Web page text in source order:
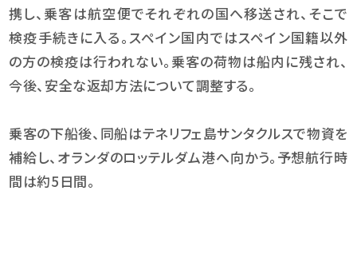
携し、乗客は航空便でそれぞれの国へ移送され、そこで
検疫手続きに入る。スペイン国内ではスペイン国籍以外
の方の検疫は行われない。乗客の荷物は船内に残され、
今後、安全な返却方法について調整する。
乗客の下船後、同船はテネリフェ島サンタクルスで物資を
補給し、オランダのロッテルダム港へ向かう。予想航行時
間は約5日間。